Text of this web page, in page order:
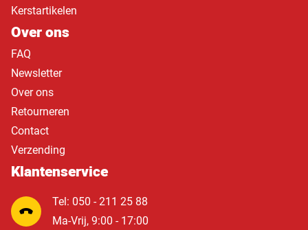
Kerstartikelen
Over ons
FAQ
Newsletter
Over ons
Retourneren
Contact
Verzending
Klantenservice
Tel: 050 - 211 25 88
Ma-Vrij, 9:00 - 17:00